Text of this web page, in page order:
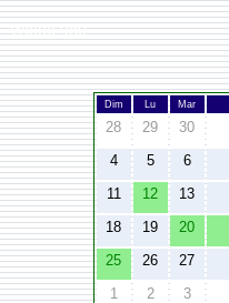
Width:980
Dim Lu Mar
28 29 30
4
5 6
11
12 13
18
19 20
25
26 27
1
2 3